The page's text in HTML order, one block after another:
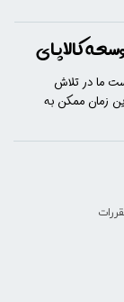
کالاپای
ما در تلاش
زمان ممکن به